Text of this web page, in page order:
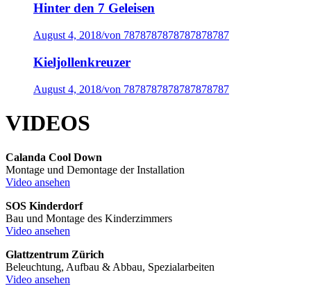
Hinter den 7 Geleisen
August 4, 2018/von 7878787878787878787
Kieljollenkreuzer
August 4, 2018/von 7878787878787878787
VIDEOS
Calanda Cool Down
Montage und Demontage der Installation
Video ansehen
SOS Kinderdorf
Bau und Montage des Kinderzimmers
Video ansehen
Glattzentrum Zürich
Beleuchtung, Aufbau & Abbau, Spezialarbeiten
Video ansehen